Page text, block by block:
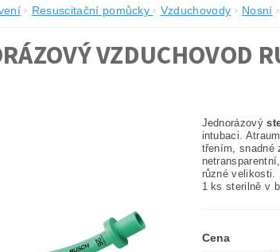
Resuscitační pomůcky Vzduchovody Nosní
VZDUCHOVOD
Jednorázový
intubaci.
třením, snadné
různé velikosti.
1 ks sterilně v
Cena